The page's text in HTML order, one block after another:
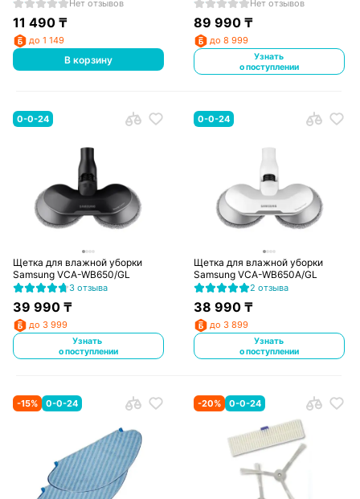
Нет отзывов
11 490₸
до 1 149
В корзину
Нет отзывов
89 990 ₸
до 8 999
Узнать
о поступлении
0-0-24
Щетка для влажной уборки
Samsung VCA-WB650/GL
3 отзыва
39 990₸
до 3 999
Узнать
о поступлении
0-0-24
Щетка для влажной уборки
Samsung VCA-WB650A/GL
2 отзыва
38 990 ₸
до 3 899
Узнать
о поступлении
-15% 0-0-24 -20% 0-0-24